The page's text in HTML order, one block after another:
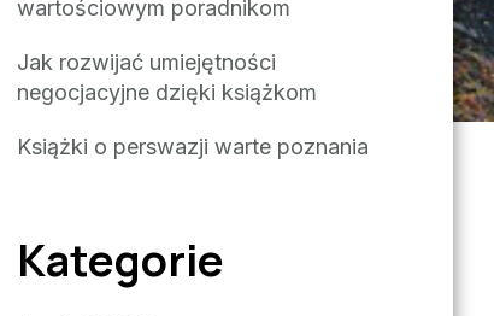
wartościowym poradnikom
Jak rozwijać umiejętności
negocjacyjne dzięki książkom
Książki o perswazji warte poznania
Kategorie